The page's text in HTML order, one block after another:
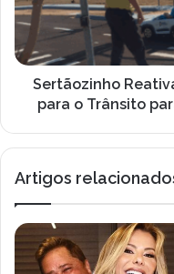
Educação
para
Trânsito
para
Alunos
Rede
Sertãozinho
para o Trânsito
Artigos